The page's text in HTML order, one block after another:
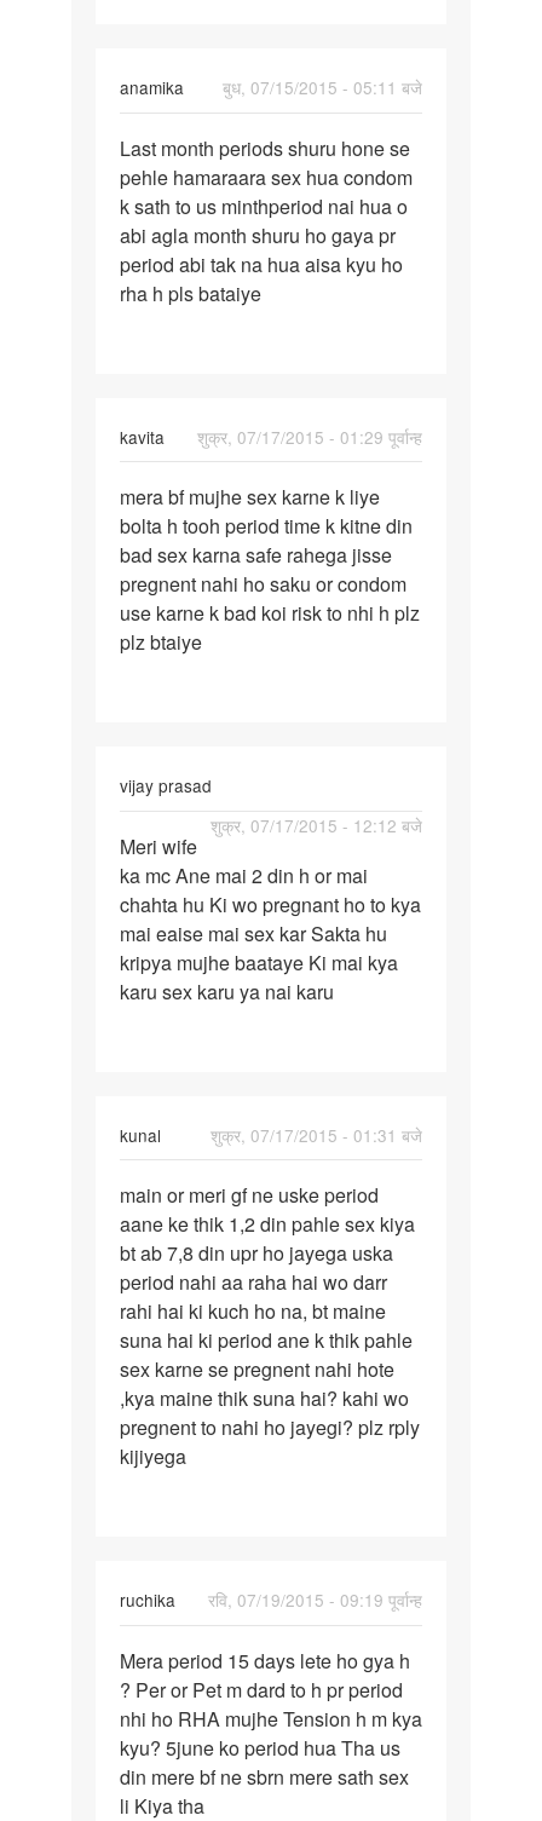
anamika
बुध, 07/15/2015 - 05:11 बजे
Last
month
periods
shuru
hone
Last month periods shuru hone se
pehle hamaraara sex hua condom
k sath to us minthperiod nai hua o
abi agla month shuru ho gaya pr
period abi tak na hua aisa kyu ho
rha h pls bataiye
kavita
शुक्र, 07/17/2015 - 01:29 पूर्वान्ह
mera
bf
mujhe
sex
karne
k
mera bf mujhe sex karne k liye
bolta h tooh period time k kitne din
bad sex karna safe rahega jisse
pregnent nahi ho saku or condom
use karne k bad koi risk to nhi h plz
plz btaiye
vijay prasad
शुक्र, 07/17/2015 - 12:12 बजे
Meri
wife
ka
mc
Ane
mai
Meri wife
ka mc Ane mai 2 din h or mai
chahta hu Ki wo pregnant ho to kya
mai eaise mai sex kar Sakta hu
kripya mujhe baataye Ki mai kya
karu sex karu ya nai karu
kunal
शुक्र, 07/17/2015 - 01:31 बजे
main
or
meri
gf
ne
uske
main or meri gf ne uske period
aane ke thik 1,2 din pahle sex kiya
bt ab 7,8 din upr ho jayega uska
period nahi aa raha hai wo darr
rahi hai ki kuch ho na, bt maine
suna hai ki period ane k thik pahle
sex karne se pregnent nahi hote
,kya maine thik suna hai? kahi wo
pregnent to nahi ho jayegi? plz rply
kijiyega
ruchika
रवि, 07/19/2015 - 09:19 पूर्वान्ह
Mera
period
15
days
lete
ho
Mera period 15 days lete ho gya h
? Per or Pet m dard to h pr period
nhi ho RHA mujhe Tension h m kya
kyu? 5june ko period hua Tha us
din mere bf ne sbrn mere sath sex
li Kiya tha